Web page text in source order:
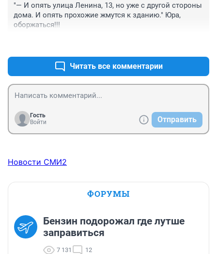
"— И опять улица Ленина, 13, но уже с другой стороны
дома. И опять прохожие жмутся к зданию." Юра,
оборжаться!!!
Читать все комментарии
Гость
Войти
Отправить
Новости СМИ2
ФОРУМЫ
Бензин подорожал где лутше
заправиться
7 131 12